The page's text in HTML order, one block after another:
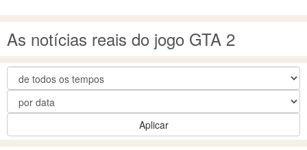
As notícias reais do jogo GTA 2
Aplicar